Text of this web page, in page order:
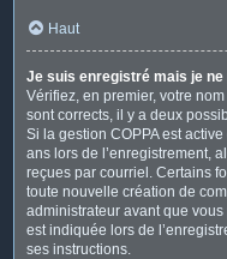
Haut
Je suis enregistré mais je
Vérifiez, en premier, votre
sont corrects, il y a deux
Si la gestion COPPA est
ans lors de l’enregistrement,
reçues par courriel. Certains
toute nouvelle création de
administrateur avant que
est indiquée lors de
ses instructions.